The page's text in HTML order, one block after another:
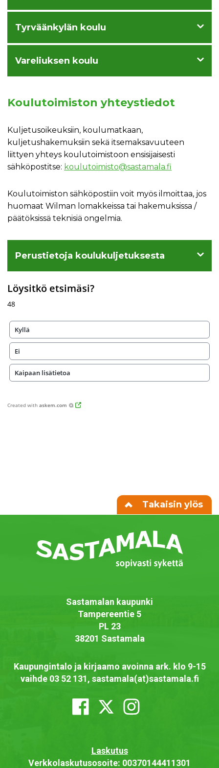
Tyrväänkylän koulu
Vareliuksen koulu
Koulutoimiston yhteystiedot
Kuljetusoikeuksiin, koulumatkaan,
kuljetushakemuksiin sekä itsemaksavuuteen
liittyen yhteys koulutoimistoon ensisijaisesti
sähköpostitse: koulutoimisto@sastamala.fi
Koulutoimiston sähköpostiin voit myös ilmoittaa, jos
huomaat Wilman lomakkeissa tai hakemuksissa /
päätöksissä teknisiä ongelmia.
Perustietoja koulukuljetuksesta
Löysitkö etsimäsi?
48
Kyllä
Ei
Kaipaan lisätietoa
Created with askem.com
Takaisin ylös
Sastamalan kaupunki
Tampereentie 5
PL 23
38201 Sastamala
Kaupungintalo ja kirjaamo avoinna ark. klo 9-15
vaihde 03 52 131, sastamala(at)sastamala.fi
Laskutus
Verkkolaskutusosoite: 00370144411301